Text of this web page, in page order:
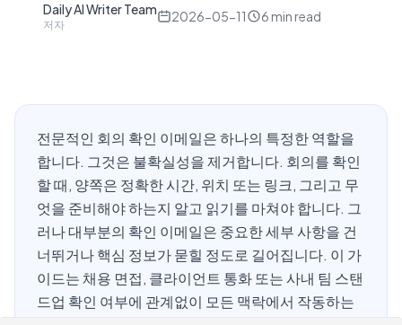
Daily AI Writer Team
저자
2026-05-11 6 min read
전문적인 회의 확인 이메일은 하나의 특정한 역할을
합니다. 그것은 불확실성을 제거합니다. 회의를 확인
할 때, 양쪽은 정확한 시간, 위치 또는 링크, 그리고 무
엇을 준비해야 하는지 알고 읽기를 마쳐야 합니다. 그
러나 대부분의 확인 이메일은 중요한 세부 사항을 건
너뛰거나 핵심 정보가 묻힐 정도로 길어집니다. 이 가
이드는 채용 면접, 클라이언트 통화 또는 사내 팀 스탠
드업 확인 여부에 관계없이 모든 맥락에서 작동하는